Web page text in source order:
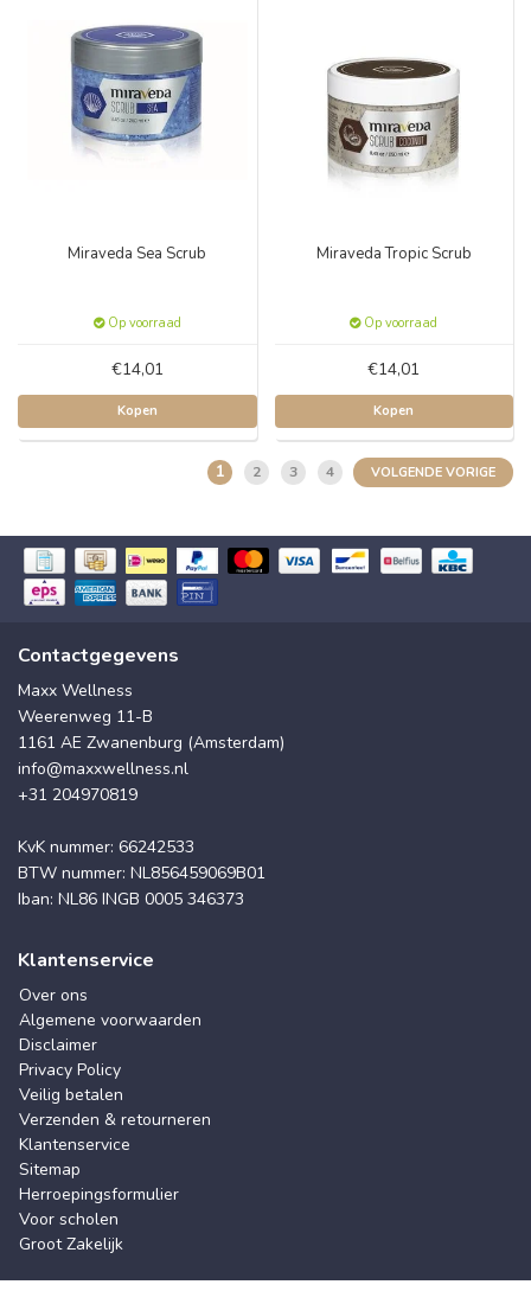
Miraveda Sea Scrub
Op voorraad
€14,01
Kopen
Miraveda Tropic Scrub
Op voorraad
€14,01
Kopen
1 2 3 4 VOLGENDE VORIGE
Contactgegevens
Maxx Wellness
Weerenweg 11-B
1161 AE Zwanenburg (Amsterdam)
info@maxxwellness.nl
+31 204970819
KvK nummer: 66242533
BTW nummer: NL856459069B01
Iban: NL86 INGB 0005 346373
Klantenservice
Over ons
Algemene voorwaarden
Disclaimer
Privacy Policy
Veilig betalen
Verzenden & retourneren
Klantenservice
Sitemap
Herroepingsformulier
Voor scholen
Groot Zakelijk